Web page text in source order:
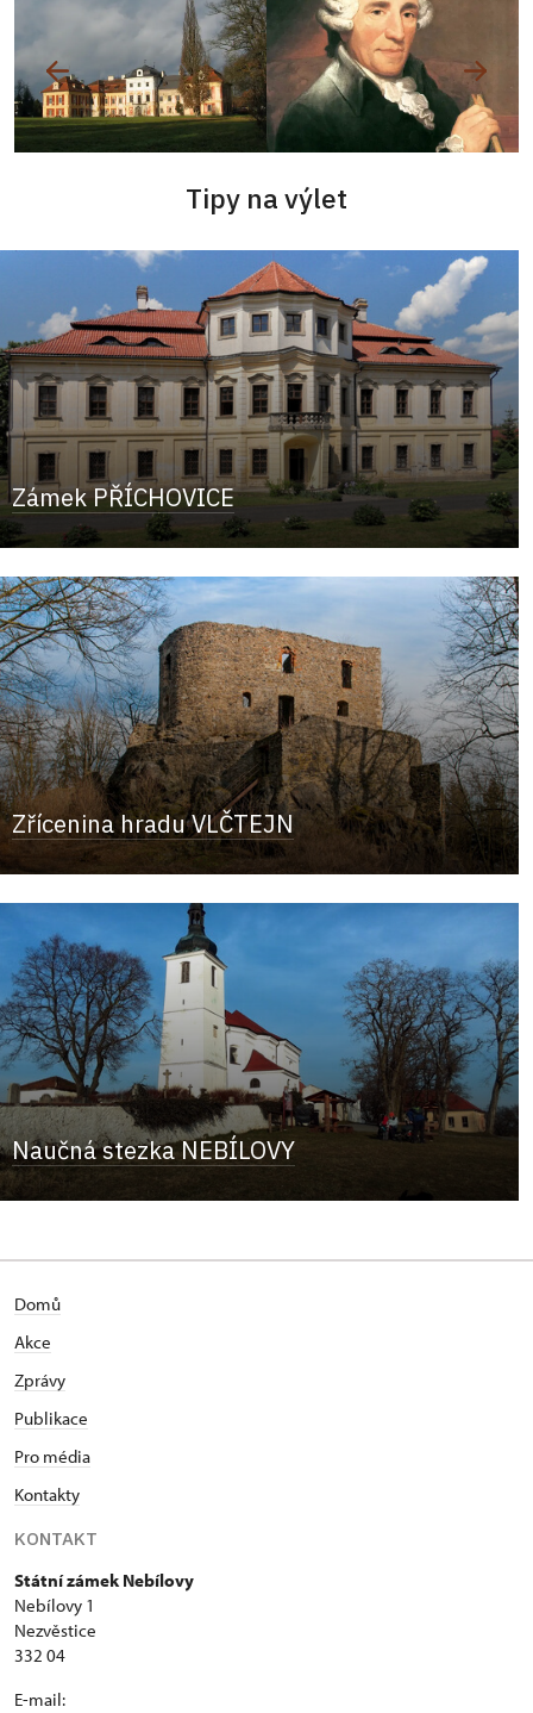
Tipy na výlet
Zámek PŘÍCHOVICE
Zřícenina hradu VLČTEJN
Naučná stezka NEBÍLOVY
Domů
Akce
Zprávy
Publikace
Pro média
Kontakty
KONTAKT
Státní zámek Nebílovy
Nebílovy 1
Nezvěstice
332 04
E-mail: